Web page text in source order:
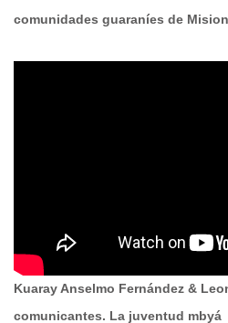
comunidades guaraníes de
Kuaray Anselmo Fernández &
comunicantes. La juventud mbyá